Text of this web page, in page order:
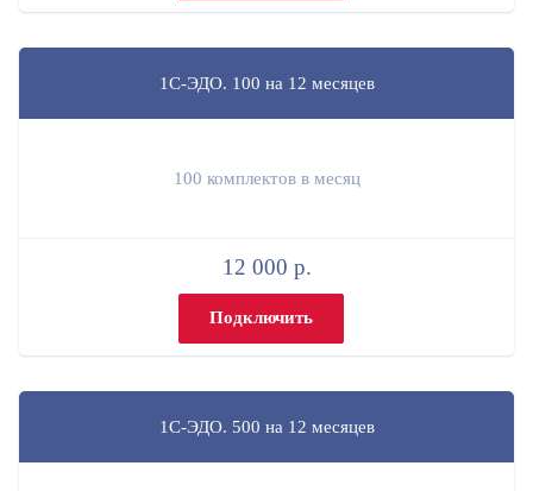
1С-ЭДО. 100 на 12 месяцев
100 комплектов в месяц
12 000 р.
Подключить
1С-ЭДО. 500 на 12 месяцев